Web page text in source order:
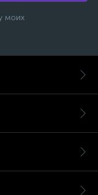
моих